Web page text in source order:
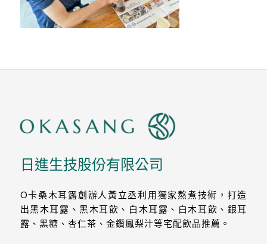
日進生技股份有限公司
O卡桑木耳露創辦人黃立丞利用獨家熬煮技術，打造
出黑木耳露、黑木耳飲、白木耳露、白木耳飲、銀耳
露、黑糖、杏仁茶、金鑽鳳梨汁等宅配飲品推薦。